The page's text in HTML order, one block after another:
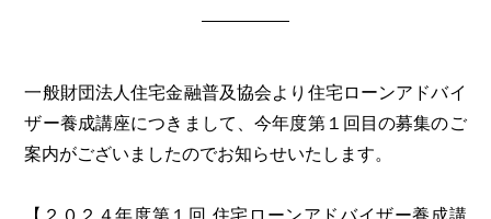
一般財団法人住宅金融普及協会より住宅ローンアドバイ
ザー養成講座につきまして、今年度第１回目の募集のご
案内がございましたのでお知らせいたします。
【２０２４年度第１回 住宅ローンアドバイザー養成講